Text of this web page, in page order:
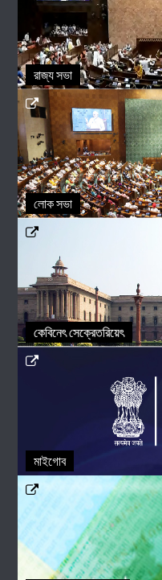
রাজ্য সভা
লোক সভা
কেবিনেৎ সেক্রেতরিয়েৎ
মাইগোব